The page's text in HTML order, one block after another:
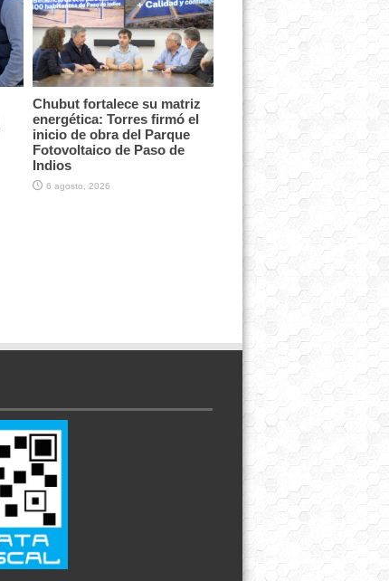
Chubut fortalece su matriz
energética: Torres firmó el
inicio de obra del Parque
Fotovoltaico de Paso de
Indios
6 agosto, 2026